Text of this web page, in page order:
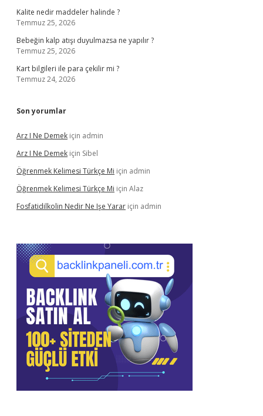
Kalite nedir maddeler halinde ?
Temmuz 25, 2026
Bebeğin kalp atışı duyulmazsa ne yapılır ?
Temmuz 25, 2026
Kart bilgileri ile para çekilir mi ?
Temmuz 24, 2026
Son yorumlar
Arz I Ne Demek için admin
Arz I Ne Demek için Sibel
Öğrenmek Kelimesi Türkçe Mi için admin
Öğrenmek Kelimesi Türkçe Mi için Alaz
Fosfatidilkolin Nedir Ne Işe Yarar için admin